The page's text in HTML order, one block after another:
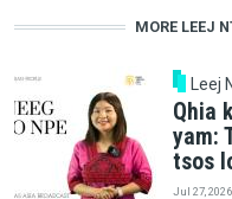
MORE LEEJ
Leej
Qhia
yam:
tsos
Jul 27, 2026